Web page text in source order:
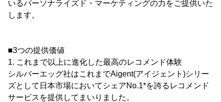
いるパーソナライズド・マーケティングの力をご提供いた
します。
■3つの提供価値
1. これまで以上に進化した最高のレコメンド体験
シルバーエッグ社はこれまでAigent(アイジェント)シリー
ズとして日本市場においてシェアNo.1*を誇るレコメンド
サービスを提供してまいりました。